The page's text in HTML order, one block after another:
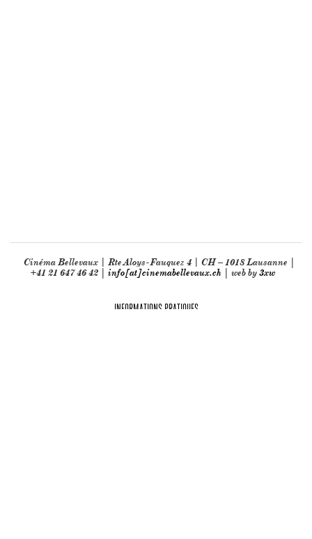
Cinéma Bellevaux | Rte Aloys-Fauquez 4 | CH – 1018 Lausanne |
+41 21 647 46 42 | info[at]cinemabellevaux.ch | web by3xw
INFORMATIONS PRATIQUES